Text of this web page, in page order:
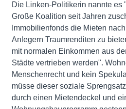
Die Linken-Politikerin nannte es
Große Koalition seit Jahren
Immobilienfonds die Mieten
Anlegern Traumrenditen zu
mit normalen Einkommen aus
Städte vertrieben werden".
Menschenrecht und kein
müsse dieser soziale
durch einen Mietendeckel und